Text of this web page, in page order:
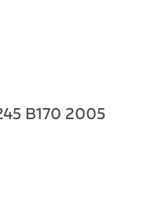
B170 2005